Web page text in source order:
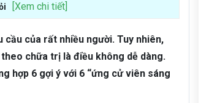
[Xem chi tiết]
cầu của rất nhiều người. Tuy nhiên,
chữa trị là điều không dễ dàng.
hợp 6 gợi ý với 6 “ứng cử viên sáng